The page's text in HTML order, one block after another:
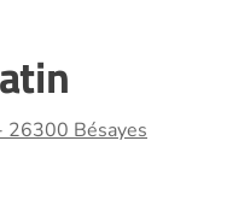
26300 Bésayes